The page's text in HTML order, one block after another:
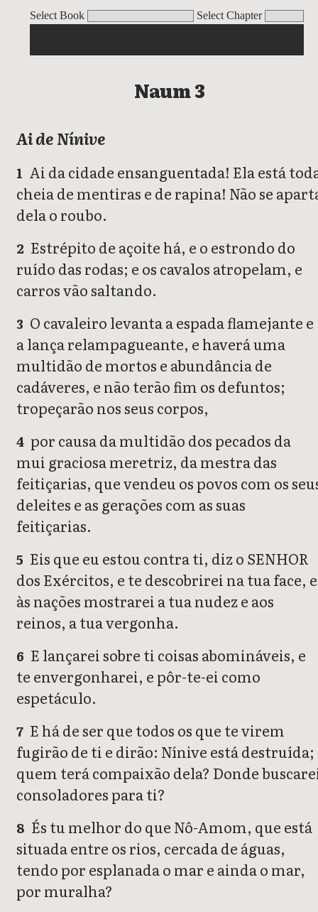
Select Book Select Chapter
Naum
Naum 3
Ai de Nínive
1 Ai da cidade ensanguentada! Ela está
cheia de mentiras e de rapina! Não se
dela o roubo.
2 Estrépito de açoite há, e o estrondo do
ruído das rodas; e os cavalos atropelam, e
carros vão saltando.
3 O cavaleiro levanta a espada flamejante e
a lança relampagueante, e haverá uma
multidão de mortos e abundância de
cadáveres, e não terão fim os defuntos;
tropeçarão nos seus corpos,
4 por causa da multidão dos pecados da
mui graciosa meretriz, da mestra das
feitiçarias, que vendeu os povos com os
deleites e as gerações com as suas
feitiçarias.
5 Eis que eu estou contra ti, diz o SENHOR
dos Exércitos, e te descobrirei na tua face, e
às nações mostrarei a tua nudez e aos
reinos, a tua vergonha.
6 E lançarei sobre ti coisas abomináveis, e
te envergonharei, e pôr-te-ei como
espetáculo.
7 E há de ser que todos os que te virem
fugirão de ti e dirão: Nínive está destruída;
quem terá compaixão dela? Donde
consoladores para ti?
8 És tu melhor do que Nô-Amom, que está
situada entre os rios, cercada de águas,
tendo por esplanada o mar e ainda o mar,
por muralha?